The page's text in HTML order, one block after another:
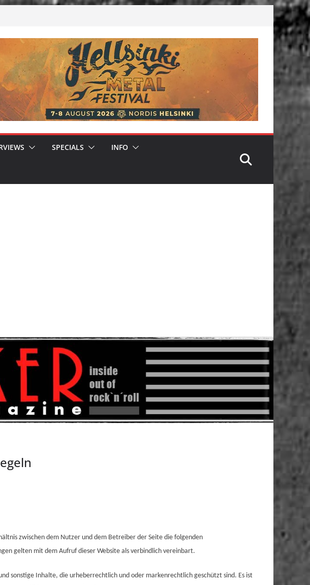
SPECIALS INFO
zwischen dem Nutzer und dem Betreiber der Seite die folgenden
gelten mit dem Aufruf dieser Website als verbindlich vereinbart.
sonstige Inhalte, die urheberrechtlich und oder markenrechtlich geschützt sind. Es ist